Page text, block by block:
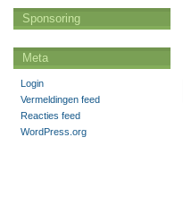
Sponsoring
Meta
Login
Vermeldingen feed
Reacties feed
WordPress.org